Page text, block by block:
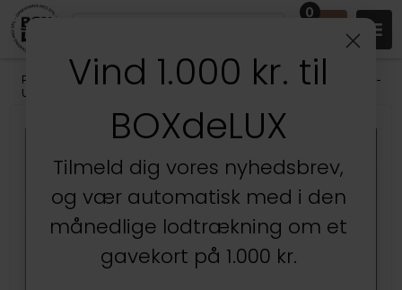
0
Produkter /Stuen Vaser, Krukker & Urtepotter/
Stentøj og Keramik -
Urtepotter og Vaser
SPAR
24%
Vind 1.000 kr. til
BOXdeLUX
Tilmeld dig vores nyhedsbrev,
og vær automatisk med i den
månedlige lodtrækning om et
gavekort på 1.000 kr.